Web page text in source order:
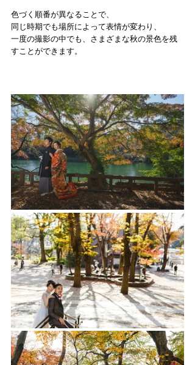
色づく順番が異なることで、
同じ時期でも場所によって表情が変わり、
一度の撮影の中でも、さまざまな秋の景色を残
すことができます。